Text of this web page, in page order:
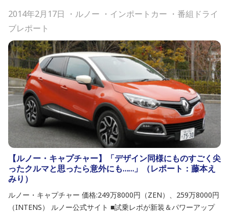
2014年2月17日 ・ ルノー ・ インポートカー ・ 番組ドライ
ブレポート
【ルノー・キャプチャー】「デザイン同様にものすごく尖
ったクルマと思ったら意外にも……」（レポート：藤本え
みり）
ルノー・キャプチャー 価格:249万8000円（ZEN）、259万8000円
（INTENS） ルノー公式サイト ■試乗レポが新装＆パワーアップ